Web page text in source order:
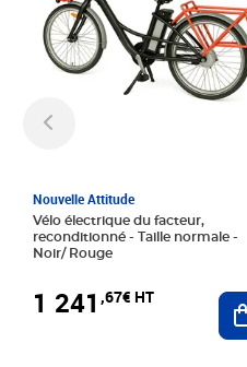
Nouvelle Attitude
Vélo électrique du facteur,
reconditionné - Taille normale -
Noir/ Rouge
1 241 ,67€ HT